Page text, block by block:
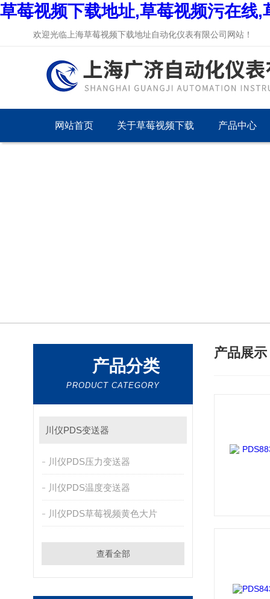
草莓视频下载地址,草莓视频污在线
欢迎光临上海草莓视频下载地址自动化仪表有限公司网站！
网站首页 关于草莓视频下载 产品中心
产品分类
PRODUCT CATEGORY
川仪PDS变送器
川仪PDS压力变送器
川仪PDS温度变送器
川仪PDS草莓视频黄色大片
查看全部
产品展示